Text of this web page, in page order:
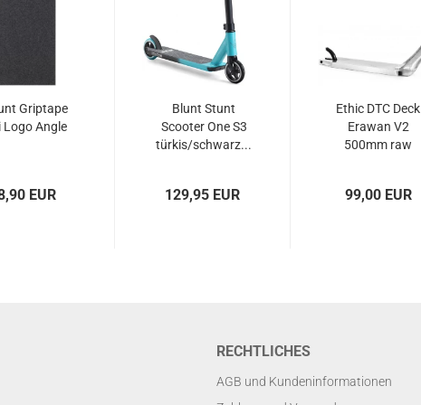
Griptape
Logo Angle
EUR
Blunt Stunt
Scooter One S3
türkis/schwarz...
129,95 EUR
Ethic DTC Deck
Erawan V2
500mm raw
99,00 EUR
RECHTLICHES
AGB und Kundeninformationen